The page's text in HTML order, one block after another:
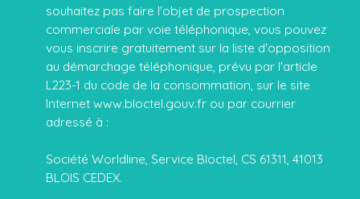
souhaitez pas faire l'objet de prospection
commerciale par voie téléphonique, vous pouvez
vous inscrire gratuitement sur la liste d'opposition
au démarchage téléphonique, prévu par l'article
L223-1 du code de la consommation, sur le site
Internet www.bloctel.gouv.fr ou par courrier
adressé à :
Société Worldline, Service Bloctel, CS 61311, 41013
BLOIS CEDEX.